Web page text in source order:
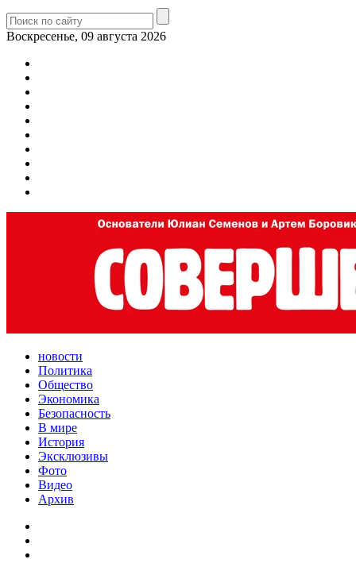
Воскресенье, 09 августа 2026
новости
Политика
Общество
Экономика
Безопасность
В мире
История
Эксклюзивы
Фото
Видео
Архив